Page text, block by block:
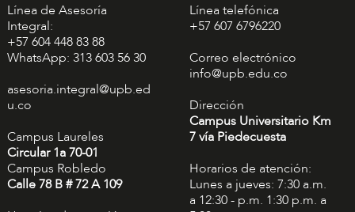
Línea de Asesoría
Integral:
+57 604 448 83 88
WhatsApp: 313 603 56 30
asesoria.integral@upb.ed
u.co
Campus Laureles
Circular 1a 70-01
Campus Robledo
Calle 78 B # 72 A 109
Línea telefónica
+57 607 6796220
Correo electrónico
info@upb.edu.co
Dirección
Campus Universitario Km
7 vía Piedecuesta
Horarios de atención:
Lunes a jueves: 7:30 a.m.
a 12:30 - p.m. 1:30 p.m. a